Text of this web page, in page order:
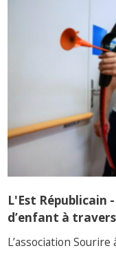
L'Est Républicain
d’enfant à
L’association